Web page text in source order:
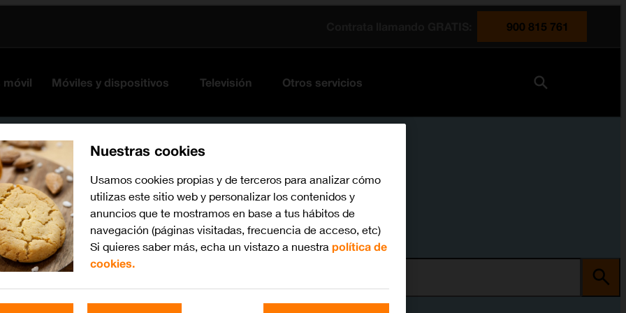
900 815 761
móvil Móviles y dispositivos Televisión Otros servicios
Nuestras cookies
Usamos cookies propias y de terceros para analizar cómo
utilizas este sitio web y personalizar los contenidos y
anuncios que te mostramos en base a tus hábitos de
navegación (páginas visitadas, frecuencia de acceso, etc)
Si quieres saber más, echa un vistazo a nuestra política de
cookies.